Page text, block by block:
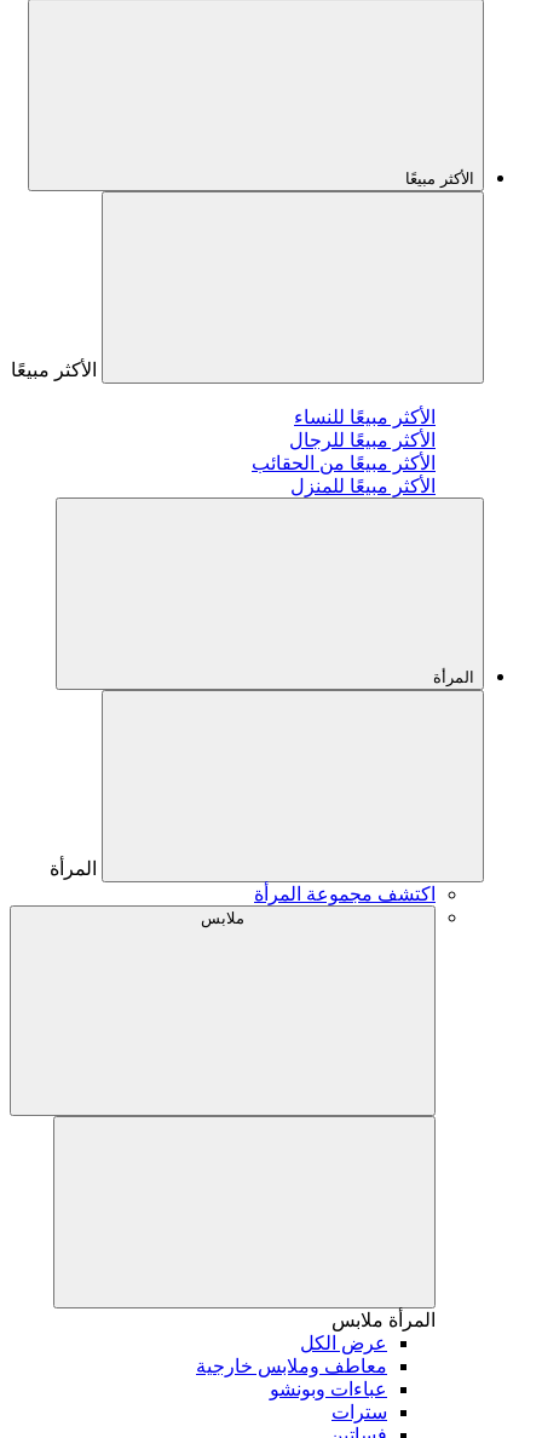
الأكثر مبيعًا
الأكثر مبيعًا
الأكثر مبيعًا للنساء
الأكثر مبيعًا للرجال
الأكثر مبيعًا من الحقائب
الأكثر مبيعًا للمنزل
المرأة
المرأة
اكتشف مجموعة المرأة
ملابس
المرأة ملابس
عرض الكل
معاطف وملابس خارجية
عباءات وبونشو
سترات